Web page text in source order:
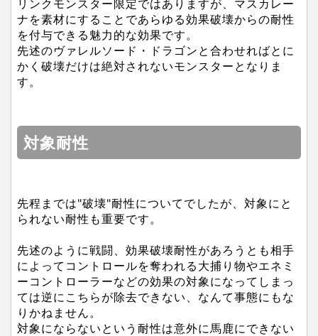
リンクモンスター限定ではありますが、マスカレー
ナを素材にすることであらゆる効果破壊からの耐性
を付与できる魅力的な効果です。
先述のヴァレルソード・ドラゴンと合わせればとに
かく破壊だけは絶対されないモンスターとなりま
す。
対象耐性
先程までは"破壊"耐性についてでしたが、対象にと
られない耐性も重要です。
先述のように戦闘、効果破壊耐性があろうとも相手
によってコントロールを奪われる大捕り物やエネミ
ーコントローラーなどの効果の対象になってしまっ
ては逆にこちらが除去できない、なんて事態にもな
りかねません。
対象にならないという耐性は意外に馬鹿にできない